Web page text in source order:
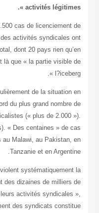
été
Afrique »,
La
Vient
Aux États-
s’alarme la